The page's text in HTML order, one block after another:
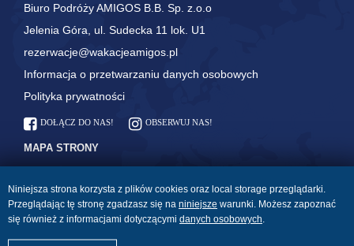
Biuro Podróży AMIGOS B.B. Sp. z.o.o
Jelenia Góra, ul. Sudecka 11 lok. U1
rezerwacje@wakacjeamigos.pl
Informacja o przetwarzaniu danych osobowych
Polityka prywatności
DOŁĄCZ DO NAS! OBSERWUJ NAS!
MAPA STRONY
Kontakt
Blog
Amigos Relacje z Podróży
Linie lotnicze: odprawa i
bagaż
Płyny w bagażu podręcznym
Lista kontrolna na podróż
Niniejsza strona korzysta z plików cookies oraz local storage przeglądarki.
Przeglądając tę stronę zgadzasz się na niniejsze warunki. Możesz zapoznać
się również z informacjami dotyczącymi danych osobowych.